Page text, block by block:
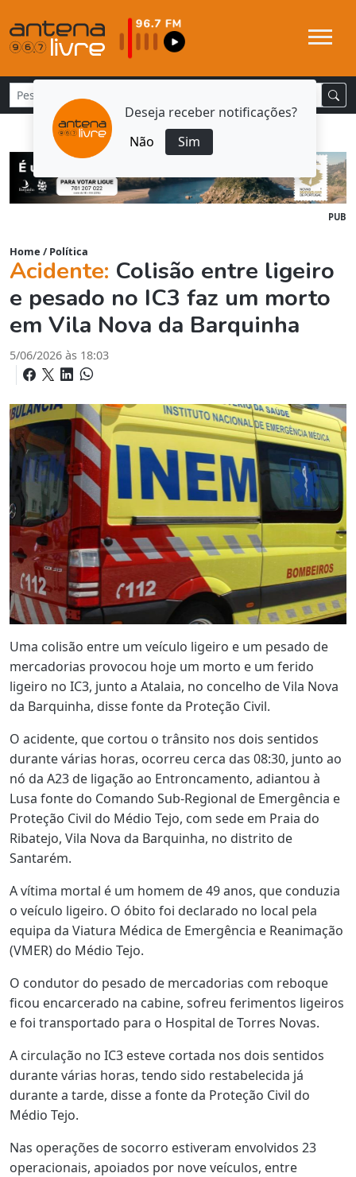
Deseja receber notificações?
Não
Sim
PUB
Home / Política
Acidente: Colisão entre ligeiro
e pesado no IC3 faz um morto
em Vila Nova da Barquinha
5/06/2026 às 18:03
Uma colisão entre um veículo ligeiro e um pesado de
mercadorias provocou hoje um morto e um ferido
ligeiro no IC3, junto a Atalaia, no concelho de Vila Nova
da Barquinha, disse fonte da Proteção Civil.
O acidente, que cortou o trânsito nos dois sentidos
durante várias horas, ocorreu cerca das 08:30, junto ao
nó da A23 de ligação ao Entroncamento, adiantou à
Lusa fonte do Comando Sub-Regional de Emergência e
Proteção Civil do Médio Tejo, com sede em Praia do
Ribatejo, Vila Nova da Barquinha, no distrito de
Santarém.
A vítima mortal é um homem de 49 anos, que conduzia
o veículo ligeiro. O óbito foi declarado no local pela
equipa da Viatura Médica de Emergência e Reanimação
(VMER) do Médio Tejo.
O condutor do pesado de mercadorias com reboque
ficou encarcerado na cabine, sofreu ferimentos ligeiros
e foi transportado para o Hospital de Torres Novas.
A circulação no IC3 esteve cortada nos dois sentidos
durante várias horas, tendo sido restabelecida já
durante a tarde, disse a fonte da Proteção Civil do
Médio Tejo.
Nas operações de socorro estiveram envolvidos 23
operacionais, apoiados por nove veículos, entre